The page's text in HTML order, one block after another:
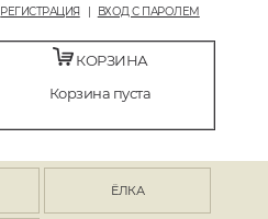
РЕГИСТРАЦИЯ ВХОД С ПАРОЛЕМ
КОРЗИНА
Корзина пуста
ЁЛКА